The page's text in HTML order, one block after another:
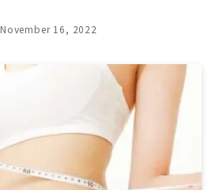
November 16, 2022